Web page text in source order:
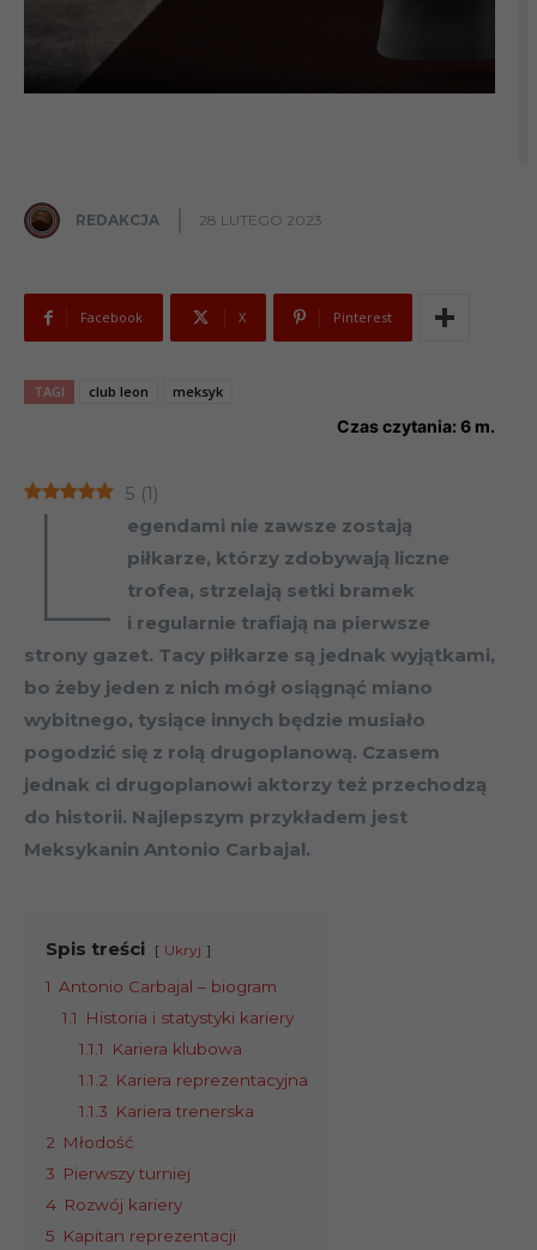
REDAKCJA 28 LUTEGO 2023
Facebook X Pinterest
TAGI club leon meksyk
Czas czytania: 6 m.
5 (1)
L
egendami nie zawsze zostają
piłkarze, którzy zdobywają liczne
trofea, strzelają setki bramek
i regularnie trafiają na pierwsze
strony gazet. Tacy piłkarze są jednak wyjątkami,
bo żeby jeden z nich mógł osiągnąć miano
wybitnego, tysiące innych będzie musiało
pogodzić się z rolą drugoplanową. Czasem
jednak ci drugoplanowi aktorzy też przechodzą
do historii. Najlepszym przykładem jest
Meksykanin Antonio Carbajal.
Spis treści Ukryj
1 Antonio Carbajal – biogram
1.1
Historia i statystyki kariery
1.1.1
Kariera klubowa
1.1.2 Kariera reprezentacyjna
1.1.3 Kariera trenerska
2 Młodość
3 Pierwszy turniej
4 Rozwój kariery
5 Kapitan reprezentacji